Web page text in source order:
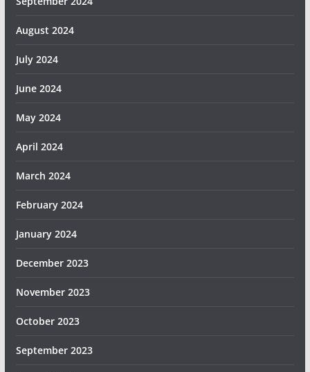
August 2024
July 2024
June 2024
May 2024
April 2024
March 2024
February 2024
January 2024
December 2023
November 2023
October 2023
September 2023